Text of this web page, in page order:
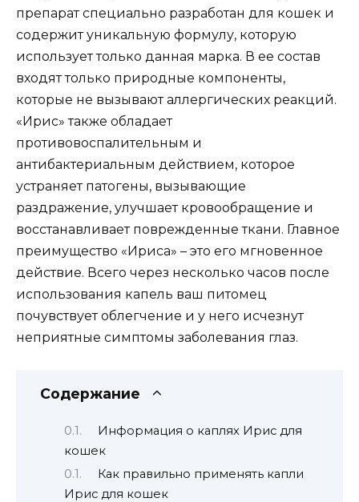
препарат специально разработан для кошек и
содержит уникальную формулу, которую
использует только данная марка. В ее состав
входят только природные компоненты,
которые не вызывают аллергических реакций.
«Ирис» также обладает
противовоспалительным и
антибактериальным действием, которое
устраняет патогены, вызывающие
раздражение, улучшает кровообращение и
восстанавливает поврежденные ткани. Главное
преимущество «Ириса» – это его мгновенное
действие. Всего через несколько часов после
использования капель ваш питомец
почувствует облегчение и у него исчезнут
неприятные симптомы заболевания глаз.
Содержание
Информация о каплях Ирис для
кошек
Как правильно применять капли
Ирис для кошек